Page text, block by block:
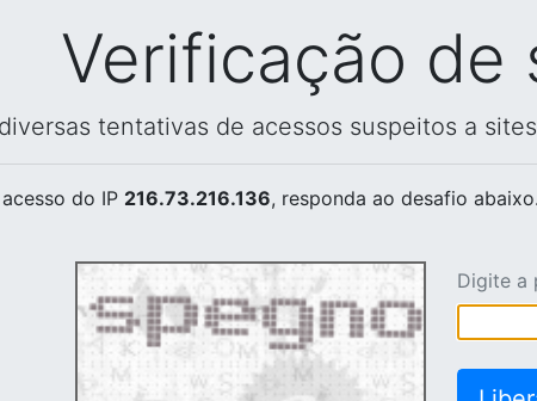
Verificação de
tentativas de acessos suspeitos a
do IP 216.73.216.136, responda ao desafio abaixo.
Digite a